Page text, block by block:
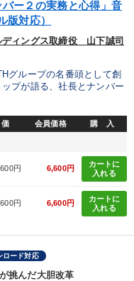
ー２の実務と心得」音
版対応）
ディングス取締役 山下誠司
グループの名番頭として創
プが語る、社長とナンバー
会員価格 購 入
円 6,600円
カートに
入れる
円 6,600円
カートに
入れる
ロード対応
挑んだ大胆改革